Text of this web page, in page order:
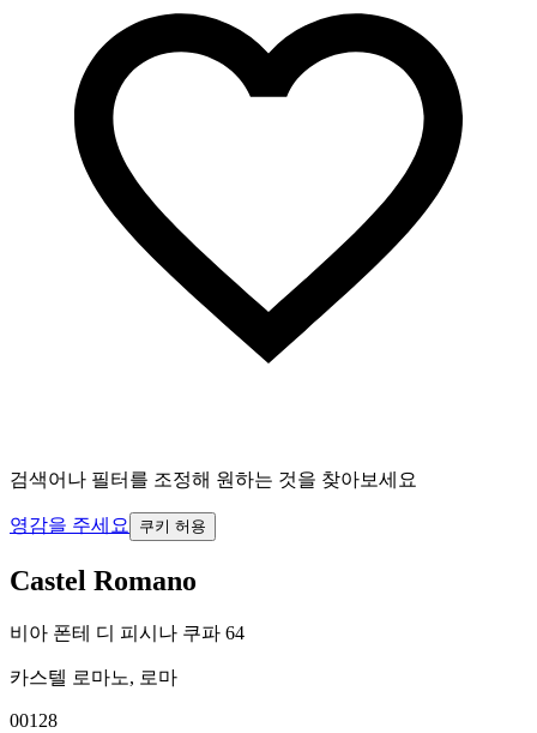
검색어나 필터를 조정해 원하는 것을 찾아보세요
영감을 주세요 쿠키 허용
Castel Romano
비아 폰테 디 피시나 쿠파 64
카스텔 로마노, 로마
00128